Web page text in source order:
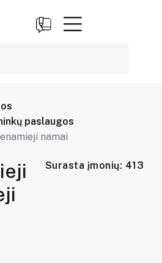
paslaugos
namai
Surasta įmonių: 413